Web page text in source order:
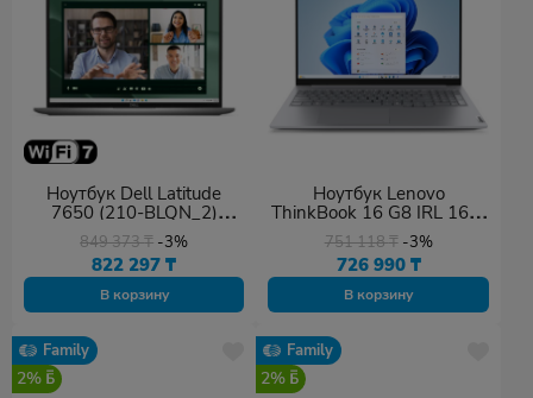
Ноутбук Dell Latitude
7650 (210-BLQN_2)
серый
849 373₸ -3%
822 297₸
В корзину
Ноутбук Lenovo
ThinkBook 16 G8 IRL 16" /
16 Гб / SSD 512 Гб / Win
11 Pro / 21SH0082RT
751 118₸ -3%
726 990 ₸
В корзину
Family
2%
Family
2%